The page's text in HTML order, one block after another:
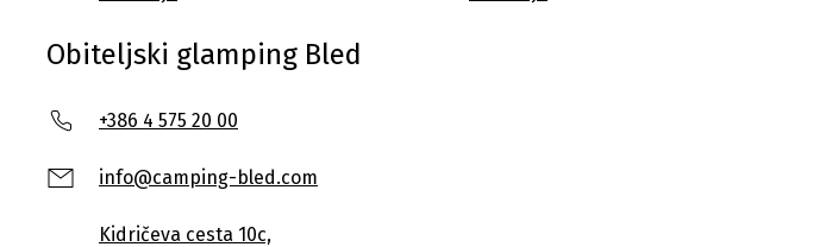
Obiteljski glamping Bled
+386 4 575 20 00
info@camping-bled.com
Kidričeva cesta 10c,